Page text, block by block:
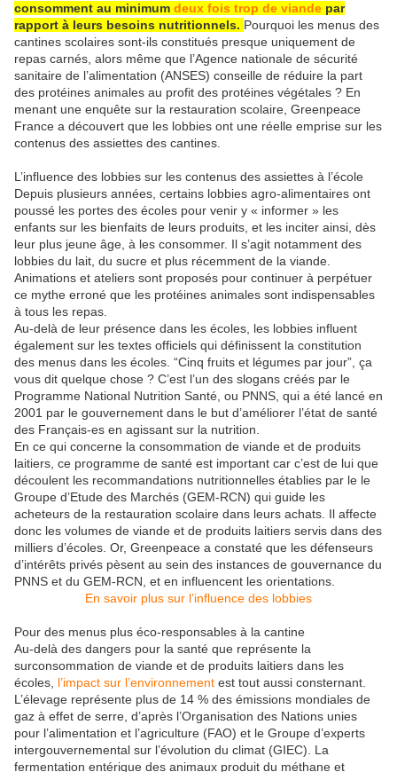
consomment au minimum deux fois trop de viande par
rapport à leurs besoins nutritionnels. Pourquoi les menus des
cantines scolaires sont-ils constitués presque uniquement de
repas carnés, alors même que l’Agence nationale de sécurité
sanitaire de l’alimentation (ANSES) conseille de réduire la part
des protéines animales au profit des protéines végétales ? En
menant une enquête sur la restauration scolaire, Greenpeace
France a découvert que les lobbies ont une réelle emprise sur les
contenus des assiettes des cantines.
L’influence des lobbies sur les contenus des assiettes à l’école
Depuis plusieurs années, certains lobbies agro-alimentaires ont
poussé les portes des écoles pour venir y « informer » les
enfants sur les bienfaits de leurs produits, et les inciter ainsi, dès
leur plus jeune âge, à les consommer. Il s’agit notamment des
lobbies du lait, du sucre et plus récemment de la viande.
Animations et ateliers sont proposés pour continuer à perpétuer
ce mythe erroné que les protéines animales sont indispensables
à tous les repas.
Au-delà de leur présence dans les écoles, les lobbies influent
également sur les textes officiels qui définissent la constitution
des menus dans les écoles. “Cinq fruits et légumes par jour”, ça
vous dit quelque chose ? C’est l’un des slogans créés par le
Programme National Nutrition Santé, ou PNNS, qui a été lancé en
2001 par le gouvernement dans le but d’améliorer l’état de santé
des Français-es en agissant sur la nutrition.
En ce qui concerne la consommation de viande et de produits
laitiers, ce programme de santé est important car c’est de lui que
découlent les recommandations nutritionnelles établies par le le
Groupe d’Etude des Marchés (GEM-RCN) qui guide les
acheteurs de la restauration scolaire dans leurs achats. Il affecte
donc les volumes de viande et de produits laitiers servis dans des
milliers d’écoles. Or, Greenpeace a constaté que les défenseurs
d’intérêts privés pèsent au sein des instances de gouvernance du
PNNS et du GEM-RCN, et en influencent les orientations.
En savoir plus sur l’influence des lobbies
Pour des menus plus éco-responsables à la cantine
Au-delà des dangers pour la santé que représente la
surconsommation de viande et de produits laitiers dans les
écoles, l’impact sur l’environnement est tout aussi consternant.
L’élevage représente plus de 14 % des émissions mondiales de
gaz à effet de serre, d’après l’Organisation des Nations unies
pour l’alimentation et l’agriculture (FAO) et le Groupe d’experts
intergouvernemental sur l’évolution du climat (GIEC) . La
fermentation entérique des animaux produit du méthane et